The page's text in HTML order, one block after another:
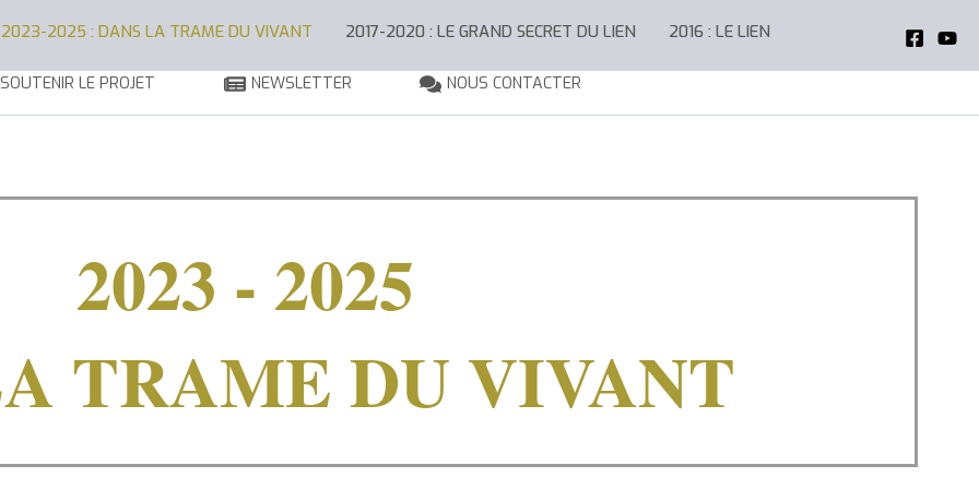
2023-2025 : DANS LA TRAME DU VIVANT 2017-2020 : LE GRAND SECRET DU LIEN
2016 : LE LIEN
SOUTENIR LE PROJET NEWSLETTER NOUS CONTACTER
2023 - 2025
TRAME DU VIVANT